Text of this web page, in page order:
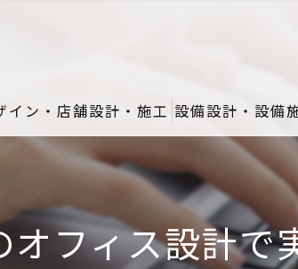
イン・店舗設計・施工 設備設計・設備
オフィス設計で